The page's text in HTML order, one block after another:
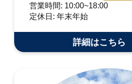
営業時間: 10:00~18:00
定休日: 年末年始
詳細はこちら